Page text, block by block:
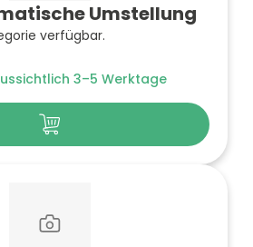
Umstellung
verfügbar.
3–5 Werktage